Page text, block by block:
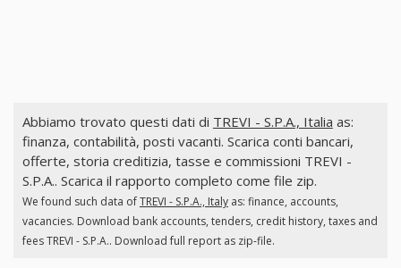
Abbiamo trovato questi dati di TREVI - S.P.A., Italia as:
finanza, contabilità, posti vacanti. Scarica conti bancari,
offerte, storia creditizia, tasse e commissioni TREVI -
S.P.A.. Scarica il rapporto completo come file zip.
We found such data ofTREVI - S.P.A., Italyas: finance, accounts,
vacancies. Download bank accounts, tenders, credit history, taxes and
fees TREVI - S.P.A.. Download full report as zip-file.